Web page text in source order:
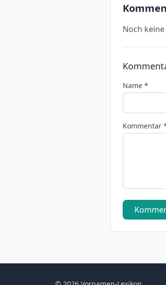
Noch
Name *
Kommentar